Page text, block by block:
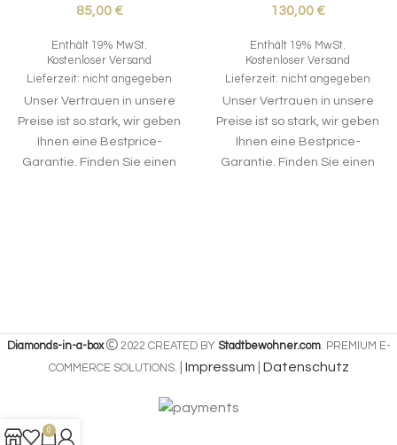
85,00€
Enthält 19% MwSt.
Kostenloser Versand
Lieferzeit: nicht angegeben
Unser Vertrauen in unsere
Preise ist so stark, wir geben
Ihnen eine Bestprice-
Garantie. Finden Sie einen
130,00€
Enthält 19% MwSt.
Kostenloser Versand
Lieferzeit: nicht angegeben
Unser Vertrauen in unsere
Preise ist so stark, wir geben
Ihnen eine Bestprice-
Garantie. Finden Sie einen
Diamonds-in-a-box 2022 CREATED BY Stadtbewohner.com. PREMIUM E-
COMMERCE SOLUTIONS.
Impressum Datenschutz
0